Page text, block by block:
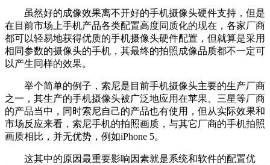
虽然好的成像效果离不开好的手机摄像头硬件支持，但是
在目前市场上手机产品各类配置高度同质化的现在，各家厂商
都可以轻易地获得优质的手机摄像头硬件配置，但就算是采用
相同参数的摄像头的手机，其最终的拍照成像品质都不一定可
以产生同样的效果。
举个简单的例子，索尼是目前手机摄像头主要的生产厂商
之一，其生产的手机摄像头被广泛地应用在苹果、三星等厂商
的产品当中，同时索尼自己的产品也有使用，但从实际效果和
市场反应来看，索尼手机的拍照画质，与其它厂商的手机拍照
画质相比，并无优势，例如iPhone 5。
这其中的原因最重要影响因素就是系统和软件的配置优